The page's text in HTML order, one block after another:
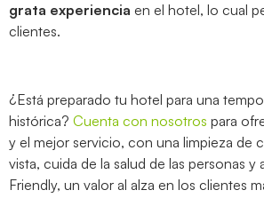
grata experiencia en el hotel, lo cual
clientes.
¿Está preparado tu hotel para una
histórica? Cuenta con nosotros para
y el mejor servicio, con una limpieza de
vista, cuida de la salud de las personas y
Friendly, un valor al alza en los clientes